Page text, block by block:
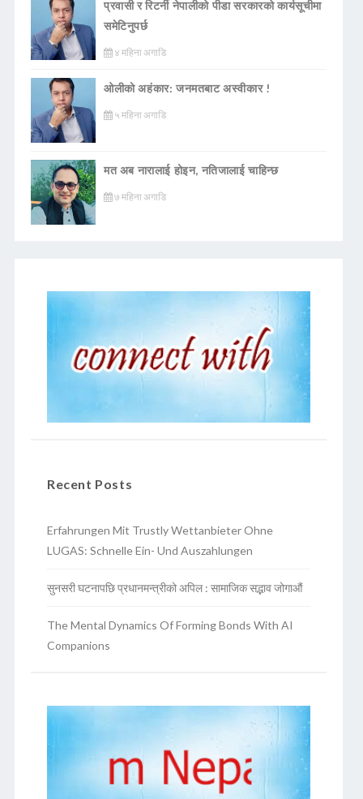
प्रवासी र रिटर्नी नेपालीको पीडा सरकारको कार्यसूचीमा
समेटिनुपर्छ
४ महिना अगाडि
ओलीको अहंकार: जनमतबाट अस्वीकार !
५ महिना अगाडि
मत अब नारालाई होइन, नतिजालाई चाहिन्छ
७ महिना अगाडि
Recent Posts
Erfahrungen Mit Trustly Wettanbieter Ohne
LUGAS: Schnelle Ein- Und Auszahlungen
सुनसरी घटनापछि प्रधानमन्त्रीको अपिल : सामाजिक सद्भाव जोगाऔं
The Mental Dynamics Of Forming Bonds With AI
Companions